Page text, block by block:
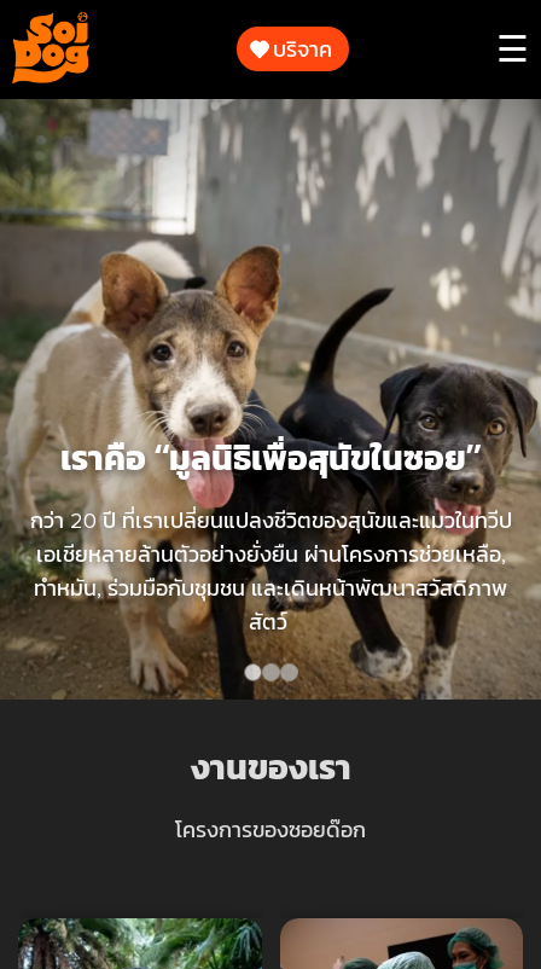
บริจาค
การ
ทำงาน
ของ
เรา
ร่วม
เป็น
ส่วน
ใน
การ
ช่วย
เหลือ
สัตว์
กับ
เรา
มภ์
☰
ของ
เรา
ร่วม
เป็น
ส่วน
ช่วย
เหลือ
สัตว์
เกี่ยว
กับ
เรา
เราคือ “มูลนิธิเพื่อสุนัขในซอย”
กว่า 20 ปี ที่เราเปลี่ยนแปลงชีวิตของสุนัขและแมวในทวีป
เอเชียหลายล้านตัวอย่างยั่งยืน ผ่านโครงการช่วยเหลือ,
ทำหมัน, ร่วมมือกับชุมชน และเดินหน้าพัฒนาสวัสดิภาพ
สัตว์
งานของเรา
โครงการของซอยด๊อก